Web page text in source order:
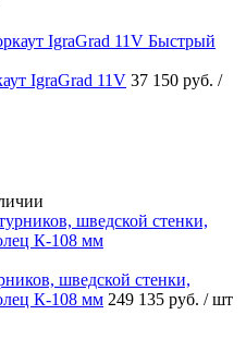
Быстрый
IgraGrad 11V 37 150 руб. /
шведской стенки,
К-108 мм 249 135 руб. / шт